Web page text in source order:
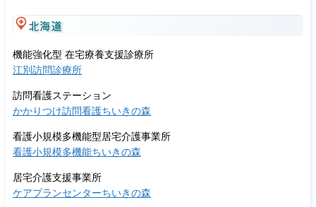
北海道
機能強化型 在宅療養支援診療所
江別訪問診療所
訪問看護ステーション
かかりつけ訪問看護ちいきの森
看護小規模多機能型居宅介護事業所
看護小規模多機能ちいきの森
居宅介護支援事業所
ケアプランセンターちいきの森